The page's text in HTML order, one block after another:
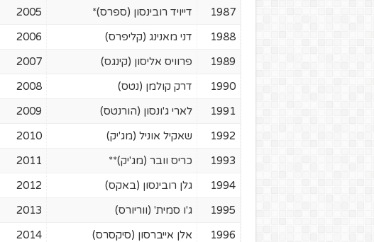
1987
דייויד רובינסון (ספרס)* 2005
1988
דני מאנינג (קליפרס) 2006
1989
פרוויס אליסון (קינגס) 2007
1990
דרק קולמן (נטס) 2008
1991
לארי ג'ונסון (הורנטס) 2009
1992
שאקיל אוניל (מג'יק) 2010
1993
כריס וובר (מג'יק)** 2011
1994
גלן רובינסון (באקס) 2012
1995
ג'ו סמית' (ווריורס) 2013
1996
אלן אייברסון (סיקסרס) 2014